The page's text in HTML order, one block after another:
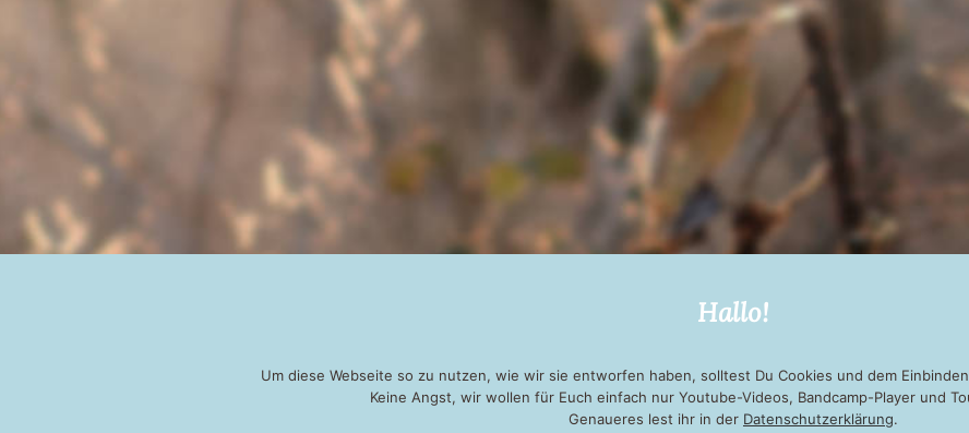
Hallo!
Um diese Webseite so zu nutzen, wie wir sie entworfen haben, solltest Du Cookies und dem
Keine Angst, wir wollen für Euch einfach nur Youtube-Videos, Bandcamp-Player und
Genaueres lest ihr in der Datenschutzerklärung.